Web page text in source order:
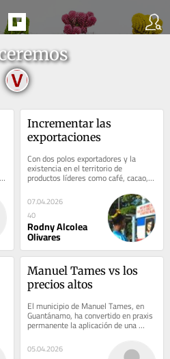
Incrementar las
exportaciones
Con dos polos exportadores y la
existencia en el territorio de
productos líderes como café, cacao,
carbón vegetal, miel de abeja, angula
y coco,...
07.04.2026
40
Rodny Alcolea
Olivares
Manuel Tames vs los
precios altos
El municipio de Manuel Tames, en
Guantánamo, ha convertido en praxis
permanente la aplicación de una
medida que muchos reclaman y
pocos celebran: el...
05.04.2026